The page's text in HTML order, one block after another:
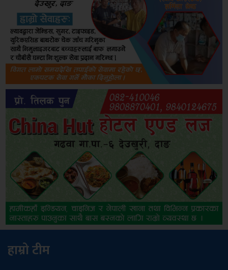
हाम्रो टीम